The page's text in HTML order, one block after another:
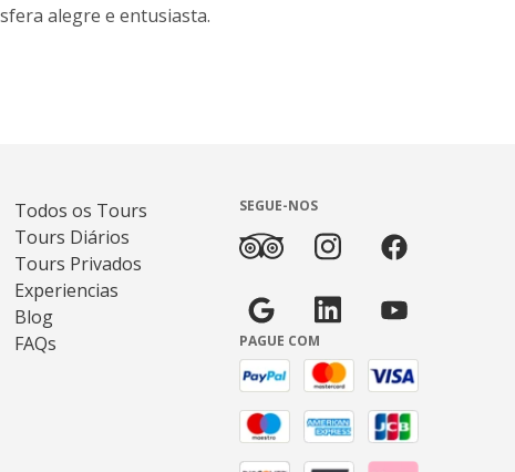
alegre e entusiasta.
Todos os Tours
Tours Diários
Tours Privados
Experiencias
Blog
FAQs
SEGUE-NOS
PAGUE COM